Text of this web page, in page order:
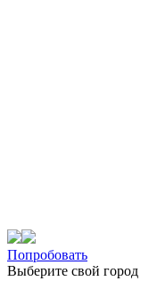
Попробовать
Выберите свой город